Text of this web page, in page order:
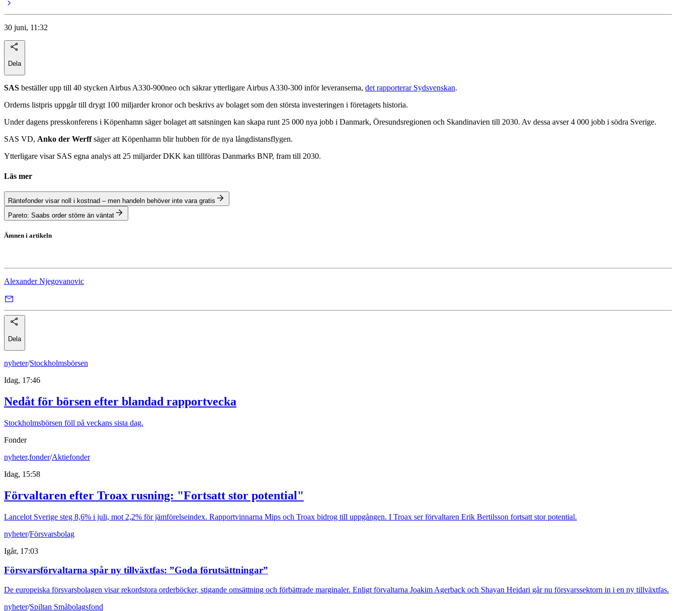
30 juni, 11:32
Dela
SAS beställer upp till 40 stycken Airbus A330-900neo och säkrar ytterligare Airbus A330-300 inför leveranserna, det rapporterar Sydsvenskan.
Orderns listpris uppgår till drygt 100 miljarder kronor och beskrivs av bolaget som den största investeringen i företagets historia.
Under dagens presskonferens i Köpenhamn säger bolaget att satsningen kan skapa runt 25 000 nya jobb i Danmark, Öresundsregionen och Skandinavien till 2030. Av dessa avser 4 000 jobb i södra Sverige.
SAS VD, Anko der Werffsäger att Köpenhamn blir hubben för de nya långdistansflygen.
Ytterligare visar SAS egna analys att 25 miljarder DKK kan tillföras Danmarks BNP, fram till 2030.
Läs mer
Räntefonder visar noll i kostnad – men handeln behöver inte vara gratis
Pareto: Saabs order större än väntat
Ämnen i artikeln
Alexander Njegovanovic
Dela
nyheter/Stockholmsbörsen
Idag, 17:46
Nedåt för börsen efter blandad rapportvecka
Stockholmsbörsen föll på veckans sista dag.
Fonder
nyheter,fonder/Aktiefonder
Idag, 15:58
Förvaltaren efter Troax rusning: "Fortsatt stor potential"
Lancelot Sverige steg 8,6% i juli, mot 2,2% för jämförelseindex. Rapportvinnarna Mips och Troax bidrog till uppgången. I Troax ser förvaltaren Erik Bertilsson fortsatt stor potential.
nyheter/Försvarsbolag
Igår, 17:03
Försvarsförvaltarna spår ny tillväxtfas: ”Goda förutsättningar”
De europeiska försvarsbolagen visar rekordstora orderböcker, stigande omsättning och förbättrade marginaler. Enligt förvaltarna Joakim Agerback och Shayan Heidari går nu försvarssektorn in i en ny tillväxtfas.
nyheter/Spiltan Småbolagsfond